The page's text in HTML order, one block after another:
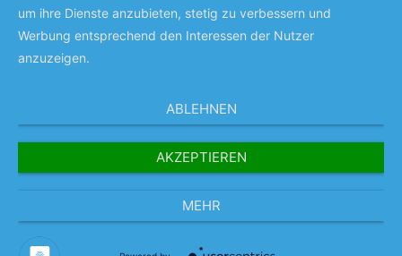
WordPress.
um ihre Dienste anzubieten, stetig zu verbessern und
Werbung entsprechend den Interessen der Nutzer
anzuzeigen.
ABLEHNEN
AKZEPTIEREN
MEHR